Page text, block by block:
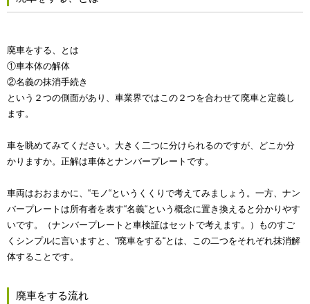
廃車をする、とは
①車本体の解体
②名義の抹消手続き
という２つの側面があり、車業界ではこの２つを合わせて廃車と定義し
ます。
車を眺めてみてください。大きく二つに分けられるのですが、どこか分
かりますか。正解は車体とナンバープレートです。
車両はおおまかに、“モノ“というくくりで考えてみましょう。一方、ナン
バープレートは所有者を表す“名義“という概念に置き換えると分かりやす
いです。（ナンバープレートと車検証はセットで考えます。）ものすご
くシンプルに言いますと、“廃車をする“とは、この二つをそれぞれ抹消解
体することです。
廃車をする流れ